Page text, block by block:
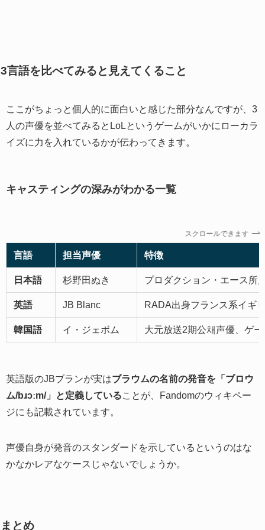
3言語を比べてみると見えてくること
ここがちょっと個人的に面白いと感じた部分なんですが、3
人の声優を並べてみるとLoLというゲームがいかにローカラ
イズに力を入れているかが伝わってきます。
キャスティングの深みがわかる一覧
スクロールできます
言語 担当声優 特徴
日本語 杉野田ぬき プロダクション・エース所
英語 JB Blanc RADA出身フランス系イギ
韓国語 イ・ジェボム 大元放送2期公채声優、ゲ
英語版のJBブランが実はブラウムの名前の発音を「ブロウ
ム/bɹɔːm/」と定義していることが、Fandomのウィキペー
ジにも記載されています。
声優自身が発音のスタンダードを示しているというのはな
かなかレアなケースじゃないでしょうか。
まとめ